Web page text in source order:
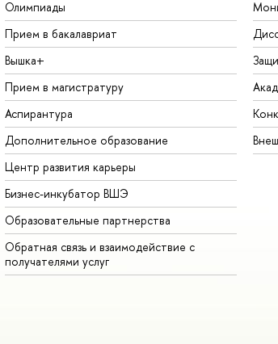
Олимпиады
Прием в бакалавриат
ышка+
Прием в магистратуру
Аспирантура
Дополнительное образование
Центр развития карьеры
Бизнес-инкубатор ВШЭ
Образовательные партнерства
Обратная связь и взаимодействие с
получателями услу